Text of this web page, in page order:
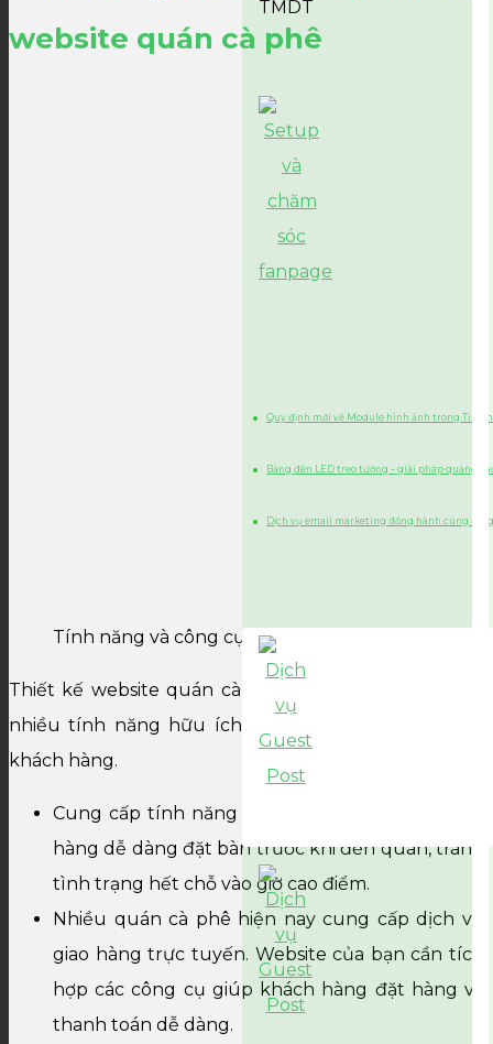
Quy định mới về Module hình ảnh trong Tin
Bảng đèn LED treo tường – giải pháp quảng
Dịch vụ email marketing đồng hành cùng
website quán cà phê
Tính năng và công cụ hỗ trợ website quán cà phê
Thiết kế website quán cà phê hiện đại cần tích hợp
nhiều tính năng hữu ích để phục vụ nhu cầu của
khách hàng.
Cung cấp tính năng đặt chỗ online giúp khách
hàng dễ dàng đặt bàn trước khi đến quán, tránh
tình trạng hết chỗ vào giờ cao điểm.
Nhiều quán cà phê hiện nay cung cấp dịch vụ
giao hàng trực tuyến. Website của bạn cần tích
hợp các công cụ giúp khách hàng đặt hàng và
thanh toán dễ dàng.